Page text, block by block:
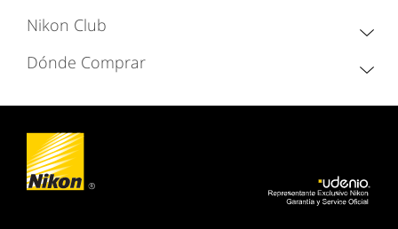
Nikon Club
Dónde Comprar